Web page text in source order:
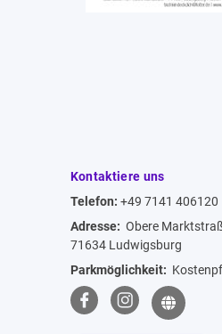
Kontaktiere uns
Telefon: +49 7141 406120
Adresse: Obere
71634 Ludwigsburg
Parkmöglichkeit: